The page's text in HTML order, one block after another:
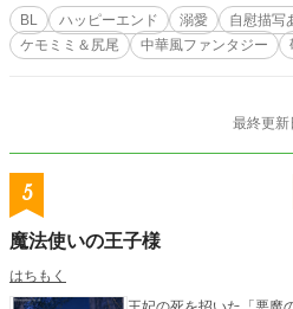
で、苦手な方はご注意ください。
BL ハッピーエンド 溺愛 自慰描写
ケモミミ＆尻尾
中華風ファンタジー
最終更
5
魔法使いの王子様
はちもく